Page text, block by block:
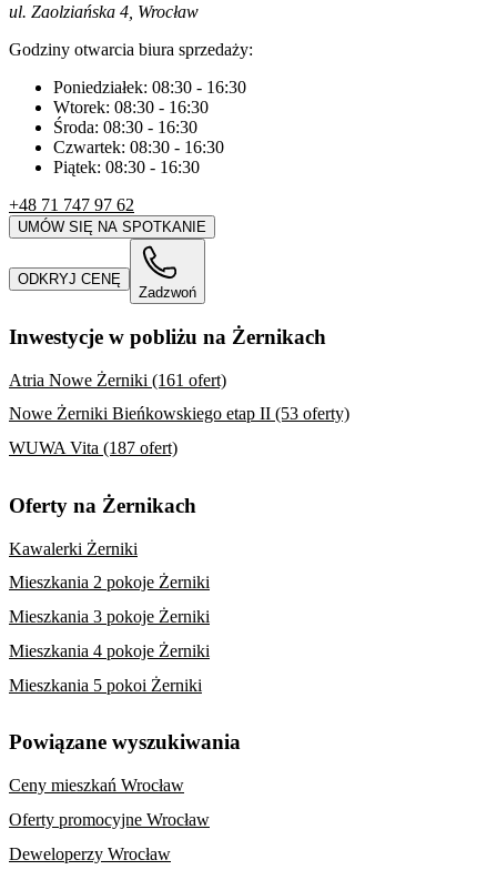
ul. Zaolziańska 4, Wrocław
Godziny otwarcia biura sprzedaży:
Poniedziałek: 08:30 - 16:30
Wtorek: 08:30 - 16:30
Środa: 08:30 - 16:30
Czwartek: 08:30 - 16:30
Piątek: 08:30 - 16:30
+48 71 747 97 62
UMÓW SIĘ NA SPOTKANIE
ODKRYJ CENĘ
Zadzwoń
Inwestycje w pobliżu na Żernikach
Atria Nowe Żerniki (161 ofert)
Nowe Żerniki Bieńkowskiego etap II (53 oferty)
WUWA Vita (187 ofert)
Oferty na Żernikach
Kawalerki Żerniki
Mieszkania 2 pokoje Żerniki
Mieszkania 3 pokoje Żerniki
Mieszkania 4 pokoje Żerniki
Mieszkania 5 pokoi Żerniki
Powiązane wyszukiwania
Ceny mieszkań Wrocław
Oferty promocyjne Wrocław
Deweloperzy Wrocław